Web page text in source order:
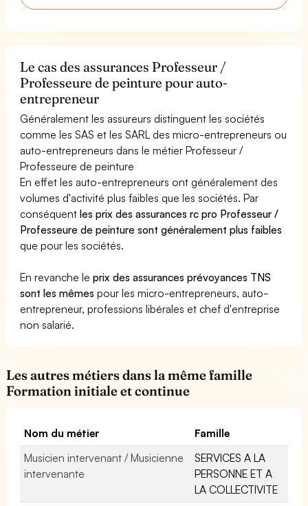
Le cas des assurances Professeur /
Professeure de peinture pour auto-
entrepreneur
Généralement les assureurs distinguent les sociétés
comme les SAS et les SARL des micro-entrepreneurs ou
auto-entrepreneurs dans le métier Professeur /
Professeure de peinture
En effet les auto-entrepreneurs ont généralement des
volumes d'activité plus faibles que les sociétés. Par
conséquentles prix des assurances rc pro Professeur /
Professeure de peinture sont généralement plus faibles
que pour les sociétés.
En revanche leprix des assurances prévoyances TNS
sont les mêmes pour les micro-entrepreneurs, auto-
entrepreneur, professions libérales et chef d'entreprise
non salarié.
Les autres métiers dans la même famille
Formation initiale et continue
Nom du métier
Famille
Musicien intervenant / Musicienne
intervenante
SERVICES A LA
PERSONNE ET A
LA COLLECTIVITE